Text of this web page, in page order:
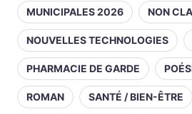
MUNICIPALES 2026 NON
NOUVELLES TECHNOLOGIES
PHARMACIE DE GARDE
ROMAN SANTÉ / BIEN-ÊTRE